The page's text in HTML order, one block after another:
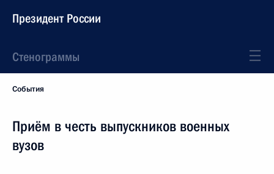
Президент России
Стенограммы
События
Приём в честь выпускников военных
вузов